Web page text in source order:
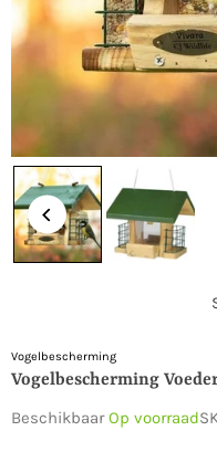
Vogelbescherming
Vogelbescherming
BeschikbaarOp voorraad